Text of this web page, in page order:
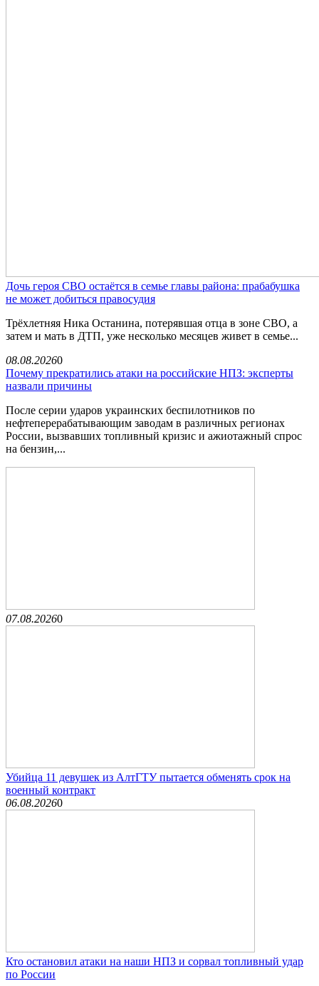
Дочь героя СВО остаётся в семье главы района: прабабушка
не может добиться правосудия
Трёхлетняя Ника Останина, потерявшая отца в зоне СВО, а
затем и мать в ДТП, уже несколько месяцев живет в семье...
08.08.20260
Почему прекратились атаки на российские НПЗ: эксперты
назвали причины
После серии ударов украинских беспилотников по
нефтеперерабатывающим заводам в различных регионах
России, вызвавших топливный кризис и ажиотажный спрос
на бензин,...
07.08.20260
Убийца 11 девушек из АлтГТУ пытается обменять срок на
военный контракт
06.08.20260
Кто остановил атаки на наши НПЗ и сорвал топливный удар
по России